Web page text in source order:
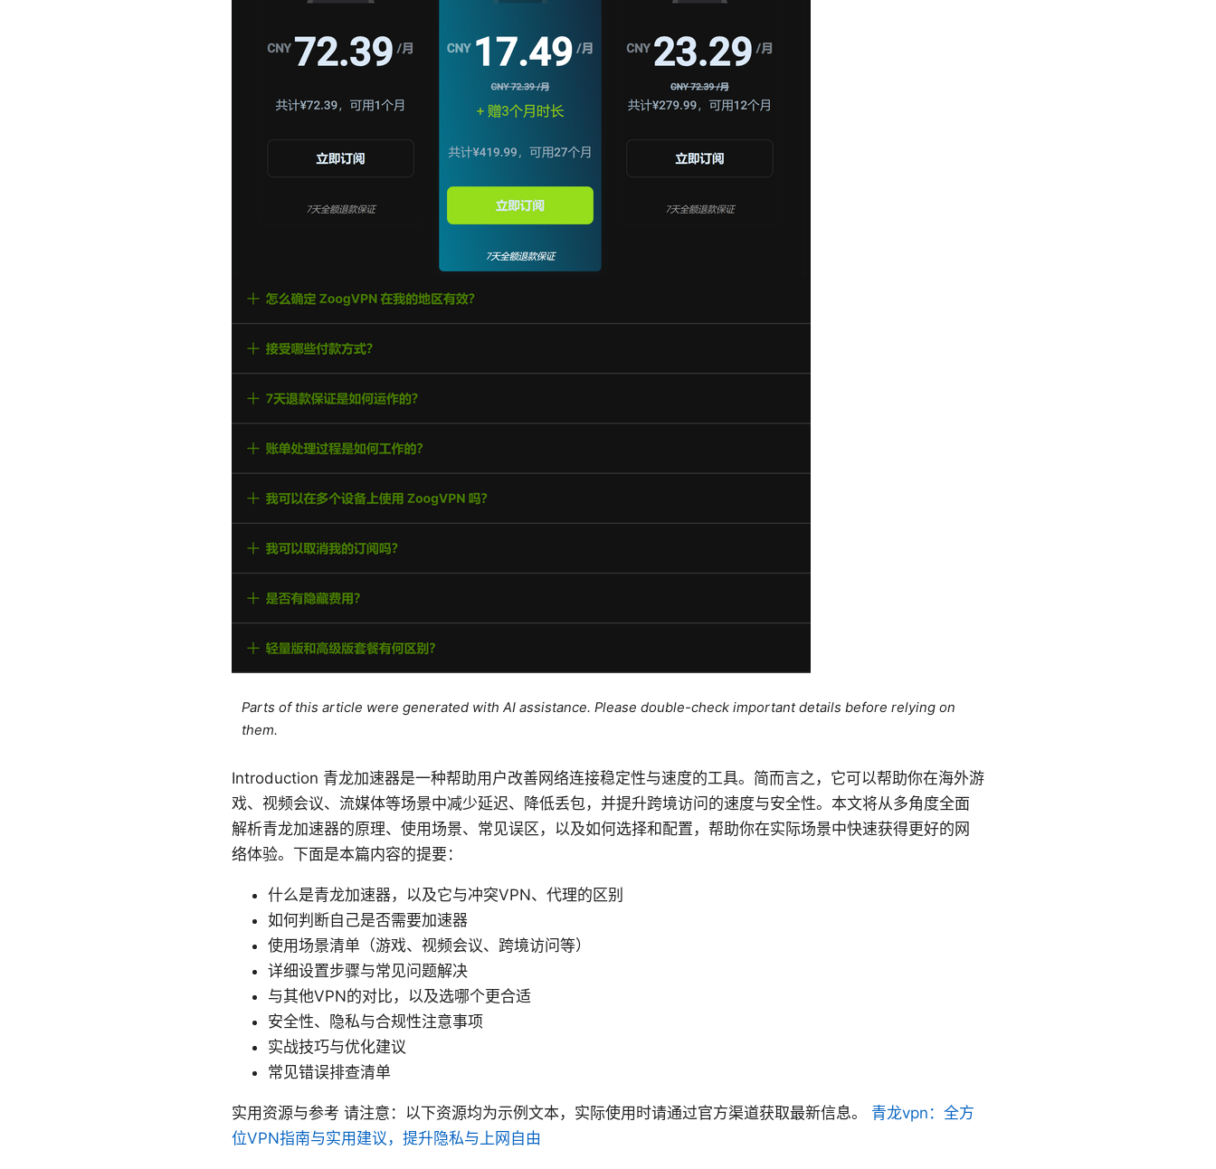
Parts of this article were generated with AI assistance. Please double-check important details before relying on
them.
Introduction 青龙加速器是一种帮助用户改善网络连接稳定性与速度的工具。简而言之，它可以帮助你在海外游
戏、视频会议、流媒体等场景中减少延迟、降低丢包，并提升跨境访问的速度与安全性。本文将从多角度全面
解析青龙加速器的原理、使用场景、常见误区，以及如何选择和配置，帮助你在实际场景中快速获得更好的网
络体验。下面是本篇内容的提要：
什么是青龙加速器，以及它与冲突VPN、代理的区别
如何判断自己是否需要加速器
使用场景清单（游戏、视频会议、跨境访问等）
详细设置步骤与常见问题解决
与其他VPN的对比，以及选哪个更合适
安全性、隐私与合规性注意事项
实战技巧与优化建议
常见错误排查清单
实用资源与参考 请注意：以下资源均为示例文本，实际使用时请通过官方渠道获取最新信息。 青龙vpn：全方
位VPN指南与实用建议，提升隐私与上网自由